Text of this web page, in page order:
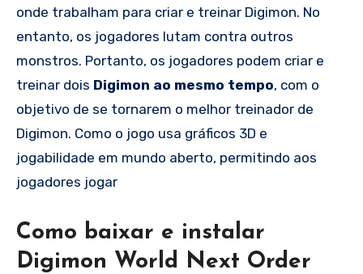
onde trabalham para criar e treinar Digimon. No
entanto, os jogadores lutam contra outros
monstros. Portanto, os jogadores podem criar e
treinar dois Digimon ao mesmo tempo, com o
objetivo de se tornarem o melhor treinador de
Digimon. Como o jogo usa gráficos 3D e
jogabilidade em mundo aberto, permitindo aos
jogadores jogar
Como baixar e instalar
Digimon World Next Order